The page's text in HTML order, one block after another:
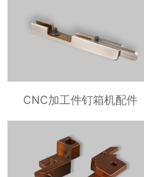
CNC加工件钉箱机配件